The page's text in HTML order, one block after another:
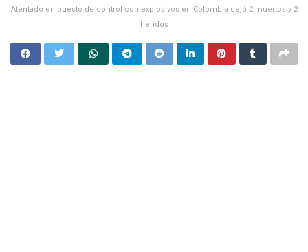
Atentado en puesto de control con explosivos en Colombia dejó 2 muertos y 2
heridos